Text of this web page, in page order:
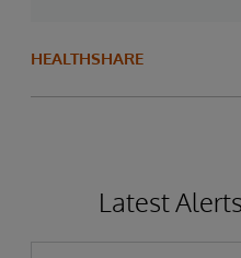
HEALTHSHARE
Latest